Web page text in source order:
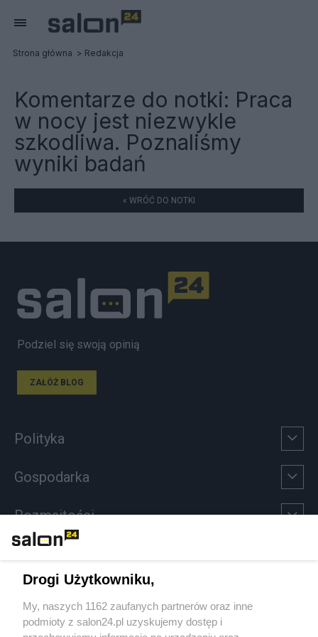
Strona główna Redakcja
Komentarze do notki: Praca
w nocy jest niezwykle
szkodliwa. Poznaliśmy
wyniki badań
« WRÓĆ DO NOTKI
Podziel się swoją opinią
ZAŁÓŻ BLOG
Polityka
Gospodarka
Rozmaitości
Sport
Społeczeństwo
Drogi Użytkowniku,
My, naszych 1162 zaufanych partnerów oraz inne
podmioty z salon24.pl uzyskujemy dostęp i